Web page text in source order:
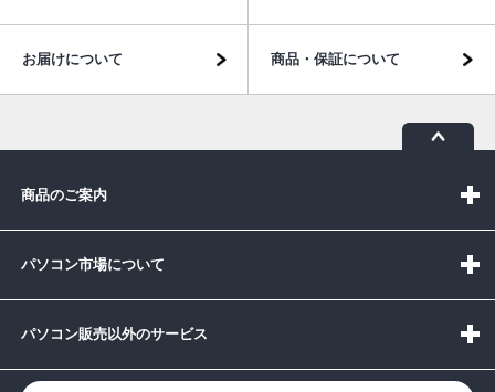
お届けについて 商品・保証について
商品のご案内
パソコン市場について
パソコン販売以外のサービス